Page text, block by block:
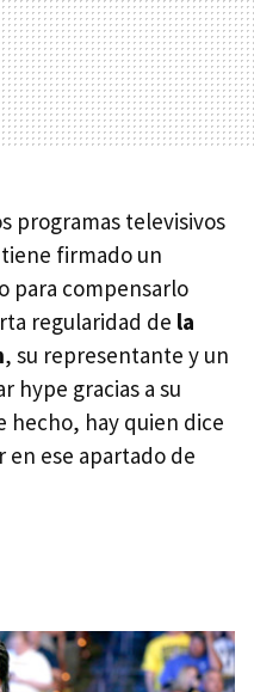
programas televisivos
firmado un
para compensarlo
regularidad de la
, su representante y un
hype gracias a su
hecho, hay quien dice
en ese apartado de